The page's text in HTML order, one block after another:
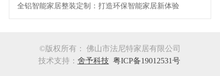
全铝智能家居整装定制：打造环保智能家居新体验
©版权所有： 佛山市法尼特家居有限公司
技术支持： 舍予科技 粤ICP备19012531号